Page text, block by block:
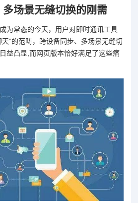
场景无缝切换的刚需
为常态的今天，用户对即时通讯工具
”的范畴，跨设备同步、多场景无缝切
益凸显,而网页版本恰好满足了这些痛